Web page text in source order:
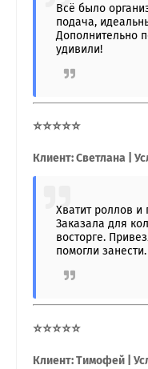
Всё было
подача,
Дополнительно
удивили!
⭐⭐⭐⭐⭐
Клиент: Светлана |
Хватит роллов
Заказала для
восторге.
помогли
⭐⭐⭐⭐⭐
Клиент: Тимофей |